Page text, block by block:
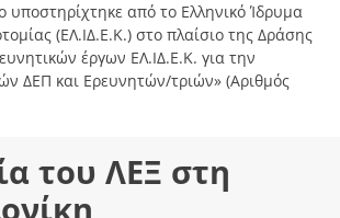
υποστηρίχτηκε από το Ελληνικό Ίδρυμα
(ΕΛ.ΙΔ.Ε.Κ.) στο πλαίσιο της Δράσης
έργων ΕΛ.ΙΔ.Ε.Κ. για την
ΔΕΠ και Ερευνητών/τριών» (Αριθμός
του ΛΕΞ στη